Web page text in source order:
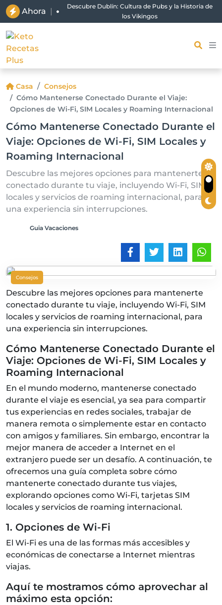
Ahora |
Descubre Dublín: Cultura de Pubs y la Historia de
los Vikingos
Casa
Consejos
Cómo Mantenerse Conectado Durante el Viaje:
Opciones de Wi-Fi, SIM Locales y Roaming Internacional
Cómo Mantenerse Conectado Durante el
Viaje: Opciones de Wi-Fi, SIM Locales y
Roaming Internacional
Descubre las mejores opciones para mantenerte
conectado durante tu viaje, incluyendo Wi-Fi, SIM
locales y servicios de roaming internacional, para
una experiencia sin interrupciones.
Guia Vacaciones
Consejos
Descubre las mejores opciones para mantenerte
conectado durante tu viaje, incluyendo Wi-Fi, SIM
locales y servicios de roaming internacional, para
una experiencia sin interrupciones.
Cómo Mantenerse Conectado Durante el
Viaje: Opciones de Wi-Fi, SIM Locales y
Roaming Internacional
En el mundo moderno, mantenerse conectado
durante el viaje es esencial, ya sea para compartir
tus experiencias en redes sociales, trabajar de
manera remota o simplemente estar en contacto
con amigos y familiares. Sin embargo, encontrar la
mejor manera de acceder a Internet en el
extranjero puede ser un desafío. A continuación, te
ofrecemos una guía completa sobre cómo
mantenerte conectado durante tus viajes,
explorando opciones como Wi-Fi, tarjetas SIM
locales y servicios de roaming internacional.
1. Opciones de Wi-Fi
El Wi-Fi es una de las formas más accesibles y
económicas de conectarse a Internet mientras
viajas.
Aquí te mostramos cómo aprovechar al
máximo esta opción: